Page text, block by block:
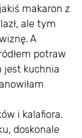
makaron z
ale tym
A
potraw
jest kuchnia
i kalafiora.
doskonale